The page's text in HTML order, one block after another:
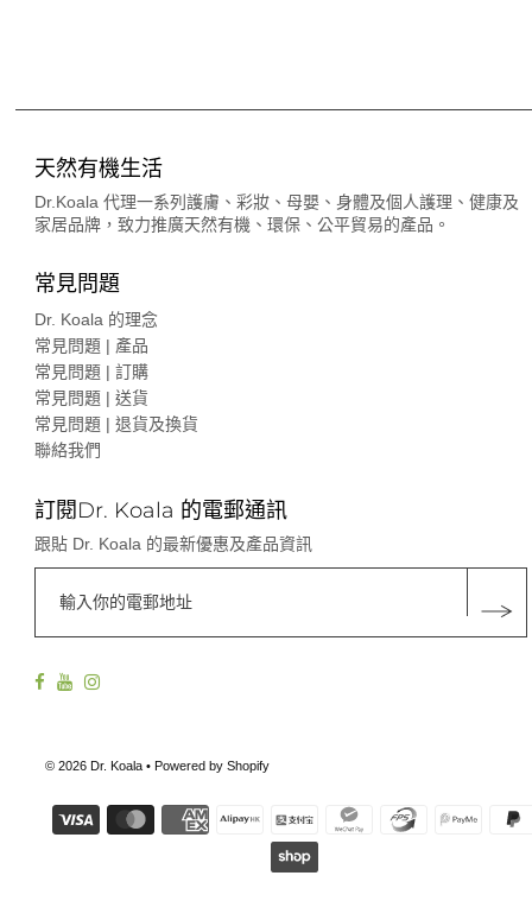
天然有機生活
Dr.Koala 代理一系列護膚、彩妝、母嬰、身體及個人護理、健康及
家居品牌，致力推廣天然有機、環保、公平貿易的產品。
常見問題
Dr. Koala 的理念
常見問題 | 產品
常見問題 | 訂購
常見問題 | 送貨
常見問題 | 退貨及換貨
聯絡我們
訂閱Dr. Koala 的電郵通訊
跟貼 Dr. Koala 的最新優惠及產品資訊
© 2026 Dr. Koala• Powered by Shopify